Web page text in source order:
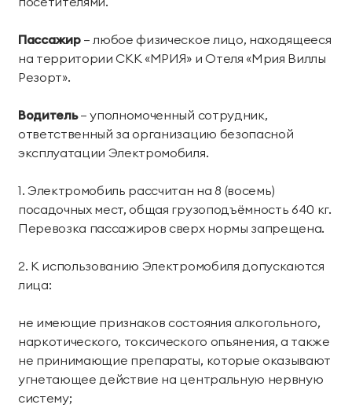
Пассажир– любое физическое лицо, находящееся
на территории СКК «МРИЯ» и Отеля «Мрия Виллы
Резорт».
Водитель– уполномоченный сотрудник,
ответственный за организацию безопасной
эксплуатации Электромобиля.
1. Электромобиль рассчитан на 8 (восемь)
посадочных мест, общая грузоподъёмность 640 кг.
Перевозка пассажиров сверх нормы запрещена.
2. К использованию Электромобиля допускаются
лица:
не имеющие признаков состояния алкогольного,
наркотического, токсического опьянения, а также
не принимающие препараты, которые оказывают
угнетающее действие на центральную нервную
систему;
Аква бар Органик бар
Сигарный лаунж Забегаловка
Космо Кофейня «1804»
Лаунж-бар «Макао» Stars Coffee
Фонотека
Японский сад Винный парк
Парк приключений
Номера
Делюкс Коннект Делюкс
Семейный люкс
Делюкс Прайм
Коннект Делюкс
Прайм
Супериор Люкс Пентхаус
Апартаменты
Сёгуна»
Семейные виллы Президентские виллы
Императорские виллы
диагностики
организма
Эксклюзивные
программы
Специальные
предложения
Лояльность
Семейный отдых
День мечты
Услуги и сервис
Яхт-клуб
Курорт
О курорте Карта курорта
Пресс-центр Награды
Карьера Партнерам
Закупки Частые вопросы
Журнал Мрия
Проведение мероприятий
Проведение дня
Реновация курорта
Контакты
СВЯЗАТЬСЯ В МЕССЕНДЖЕРЕ